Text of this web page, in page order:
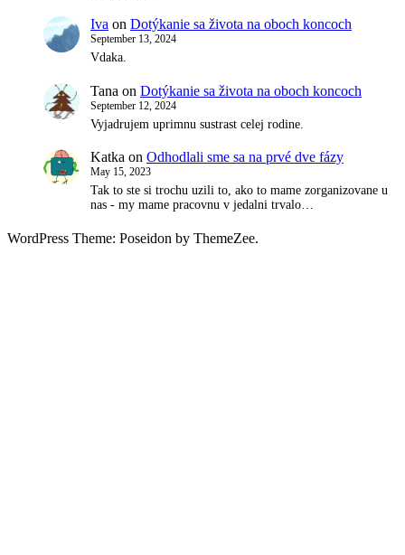
Iva on Dotýkanie sa života na oboch koncoch
September 13, 2024
Vdaka.
Tana on Dotýkanie sa života na oboch koncoch
September 12, 2024
Vyjadrujem uprimnu sustrast celej rodine.
Katka on Odhodlali sme sa na prvé dve fázy
May 15, 2023
Tak to ste si trochu uzili to, ako to mame zorganizovane u
nas - my mame pracovnu v jedalni trvalo…
WordPress Theme: Poseidon by ThemeZee.